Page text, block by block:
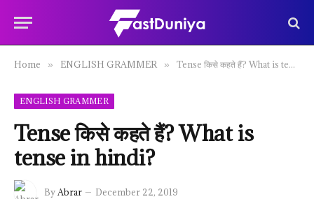
Home » ENGLISH GRAMMER » Tense किसे कहते हैं? What is tense in hindi?
ENGLISH GRAMMER
Tense किसे कहते हैं? What is
tense in hindi?
ByAbrar December 22, 2019